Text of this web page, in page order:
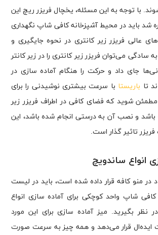
با توجه به این مسئله، یخچال فریزر ریچ این
شد باید در محیط آشپزخانه کافی شاپ نگهداری
عالی فریزر زیر کانتری در نحوه جایگیری و
می‌توان فریزر زیر کانتری را در زیر کانتر
جای داد و حرکت را هنگام آماده سازی در
تا باریستا با سرعت بیشتری نوشیدنی را برای
شوید که فضای کافی در اطراف فریزر زیر
باشد و نصب آن به درستی انجام شده باشد، این
تاثیر گذار است.
انواع ساندویچ
در منو کافه قرار داده شده است، باید در لیست
کافی شاپ واحد کوچکی برای آماده سازی انواع
نظر بگیرید. میز آماده سازی برای این مورد
ایده‌ال قرار می‌دهد و همه چیز به سرعت صورت